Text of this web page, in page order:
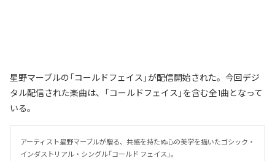
星野マーブルの「コールドフェイス」が配信開始された。今回デジ
タル配信された楽曲は、「コールドフェイス」を含む全1曲となって
いる。
アーティスト星野マーブルが贈る、共感を持たぬ心の美学を描いたゴシック・
インダストリアル・シングル「コールド フェイス」。